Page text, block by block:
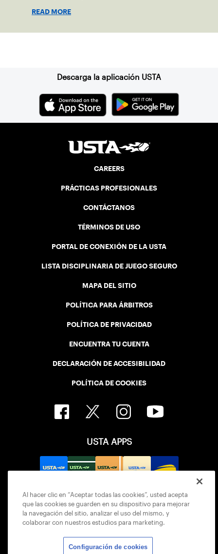
READ MORE
Descarga la aplicación USTA
CAREERS
PRÁCTICAS PROFESIONALES
CONTÁCTANOS
TÉRMINOS DE USO
PORTAL DE CONEXIÓN DE LA USTA
LISTA DISCIPLINARIA DE JUEGO SEGURO
MAPA DEL SITIO
POLÍTICA PARA ÁRBITROS
POLÍTICA DE PRIVACIDAD
ENCUENTRA TU CUENTA
DECLARACIÓN DE ACCESIBILIDAD
POLÍTICA DE COOKIES
USTA APPS
Al hacer clic en “Aceptar todas las cookies”, usted acepta
que las cookies se guarden en su dispositivo para mejorar
la navegación del sitio, analizar el uso del mismo, y
colaborar con nuestros estudios para marketing.
Configuración de cookies